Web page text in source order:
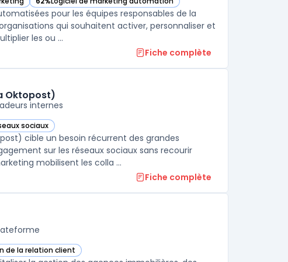
catégorie— voir Customer.io dans cette catégorie
pour les équipes responsables de la
qui souhaitent activer, personnaliser et
les ou ...
Fiche complète
Oktopost)
internes
catégorie
sociaux
de HCLTech (via Oktopost) dans cette catégorie
cible un besoin récurrent des grandes
sur les réseaux sociaux sans recourir
mobilisent les colla ...
Fiche complète
de la relation client